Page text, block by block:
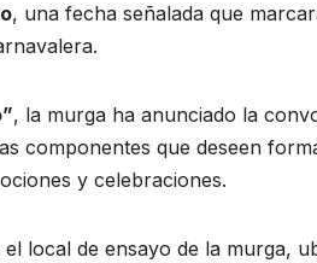
, una fecha señalada que
, la murga ha anunciado la
componentes que deseen
y celebraciones.
el local de ensayo de la murga,